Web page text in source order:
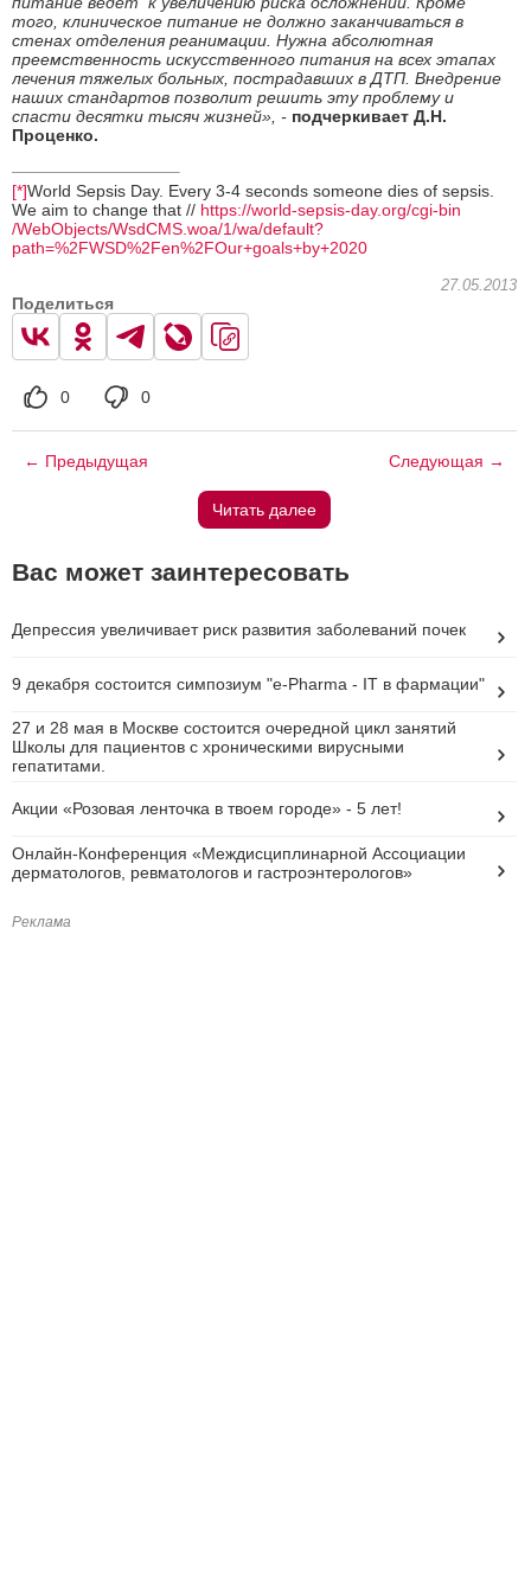
того, клиническое питание не должно заканчиваться в
стенах отделения реанимации. Нужна абсолютная
преемственность искусственного питания на всех этапах
лечения тяжелых больных, пострадавших в ДТП. Внедрение
наших стандартов позволит решить эту проблему и
спасти десятки тысяч жизней», - подчеркивает Д.Н.
Проценко.
[*]World Sepsis Day. Every 3-4 seconds someone dies of sepsis.
We aim to change that // https://world-sepsis-day.org/cgi-bin
/WebObjects/WsdCMS.woa/1/wa/default?
path=%2FWSD%2Fen%2FOur+goals+by+2020
27.05.2013
Поделиться
0 0
← Предыдущая Следующая →
Читать далее
Вас может заинтересовать
Депрессия увеличивает риск развития заболеваний почек
9 декабря состоится симпозиум "e-Pharma - IT в фармации"
27 и 28 мая в Москве состоится очередной цикл занятий
Школы для пациентов с хроническими вирусными
гепатитами.
Акции «Розовая ленточка в твоем городе» - 5 лет!
Онлайн-Конференция «Междисциплинарной Ассоциации
дерматологов, ревматологов и гастроэнтерологов»
Реклама